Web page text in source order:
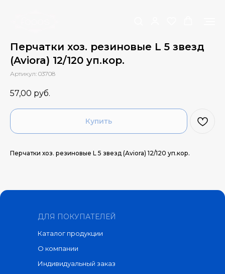
Перчатки хоз. резиновые L 5 звезд
(Aviora) 12/120 уп.кор.
Артикул: 03708
57,00 руб.
Купить
Перчатки хоз. резиновые L 5 звезд (Aviora) 12/120 уп.кор.
ДЛЯ ПОКУПАТЕЛЕЙ
Каталог продукции
О компании
Индивидуальный заказ